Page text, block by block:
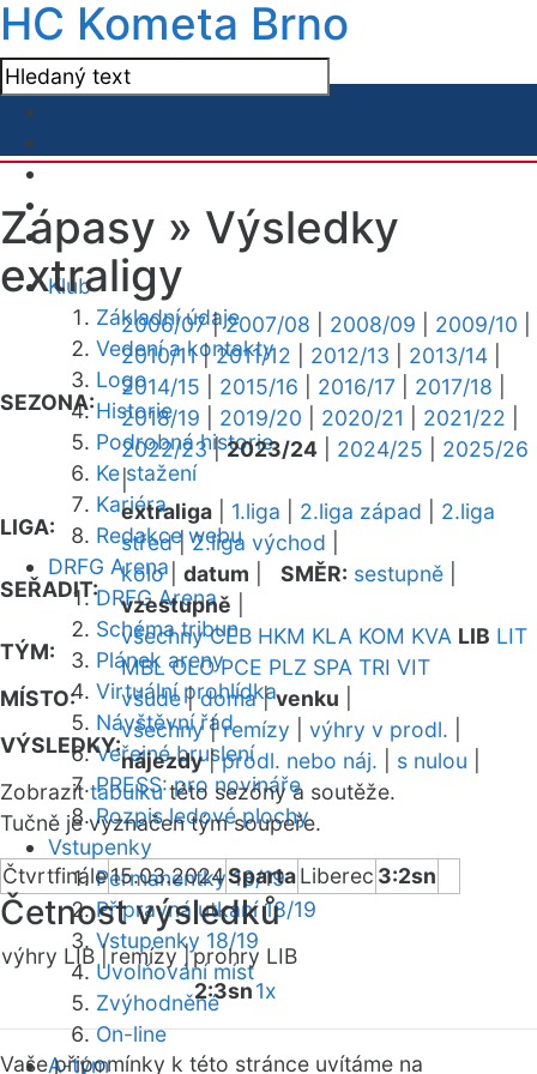
HC Kometa Brno
Klub
Základní údaje
Vedení a kontakty
Logo
Historie
Podrobná historie
Ke stažení
Kariéra
Redakce webu
DRFG Arena
DRFG Arena
Schéma tribun
Plánek areny
Virtuální prohlídka
Návštěvní řád
Veřejné bruslení
PRESS: pro novináře
Rozpis ledové plochy
Vstupenky
Permanentky 18/19
Přípravná utkání 18/19
Vstupenky 18/19
Uvolňování míst
Zvýhodněné
On-line
A-tým
Zápasy » Výsledky
extraligy
SEZONA:
2006/07|2007/08 2008/09 2009/10
2010/11|2011/12 2012/13 2013/14
2014/15
2015/16 2016/17 2017/18
2018/19
2019/20 2020/21 2021/22
2022/23|2023/24 2024/25
2025/26
|
LIGA:
extraliga 1.liga 2.liga západ
2.liga
střed|2.liga východ
SEŘADIT:
kolo| datum SMĚR: sestupně
vzestupně
TÝM:
všechny CEB HKM KLA KOM KVA LIB LIT
MBL OLO PCE PLZ SPA TRI VIT
MÍSTO:
všude|doma|venku
VÝSLEDKY:
všechny|remízy výhry v prodl.
nájezdy|prodl. nebo náj. s nulou
Zobrazittabulkutéto sezóny a soutěže.
Tučně je vyznačen tým soupeře.
Čtvrtfinále15.03.2024SpartaLiberec 3:2sn
Četnost výsledků
výhry LIB | remízy |prohry LIB
2:3sn1x
Vaše připomínky k této stránce uvítáme na